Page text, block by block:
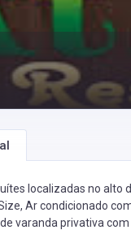
localizadas no alto
Ar condicionado
varanda privativa